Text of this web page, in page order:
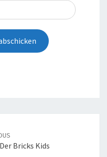
Bricks Kids